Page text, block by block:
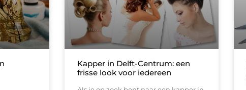
Kapper in Delft-Centrum: een
frisse look voor iedereen